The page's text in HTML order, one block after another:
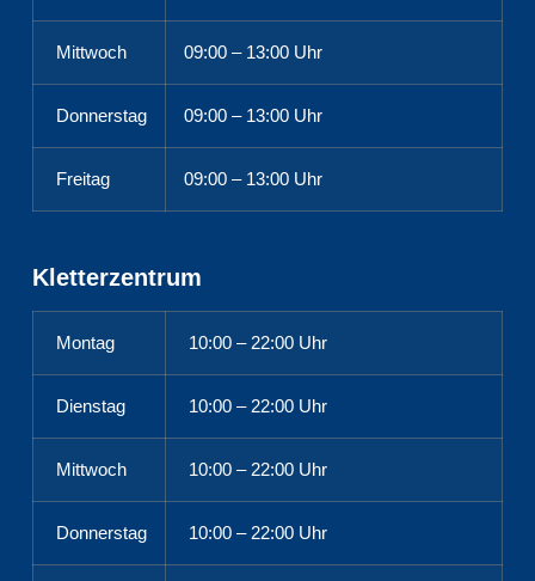
Mittwoch 09:00 – 13:00 Uhr
Donnerstag 09:00 – 13:00 Uhr
Freitag 09:00 – 13:00 Uhr
Kletterzentrum
Montag 10:00 – 22:00 Uhr
Dienstag 10:00 – 22:00 Uhr
Mittwoch 10:00 – 22:00 Uhr
Donnerstag 10:00 – 22:00 Uhr